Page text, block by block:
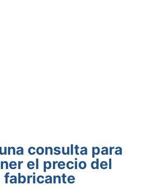
consulta para
el precio del
fabricante